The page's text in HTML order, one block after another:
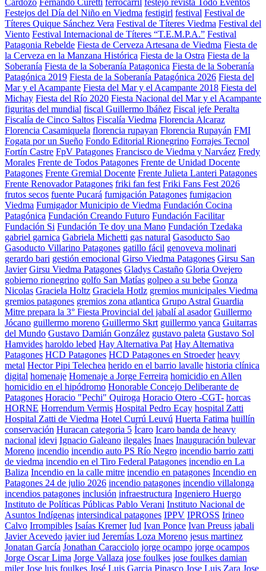
Cardozo Fernando Curetti ferrocarril festejo revista Todo Eventos
Festejos del Día del Niño en Viedma festigirl festival Festival de
Títeres Quique Sánchez Vera Festival de Títeres Viedma Festival del
Viento Festival Internacional de Títeres “T.E.M.P.A.” Festival
Patagonia Rebelde Fiesta de Cerveza Artesana de Viedma Fiesta de
la Cerveza en la Manzana Histórica Fiesta de la Ostra Fiesta de la
Soberanía Fiesta de la Soberanía Patagonica Fiesta de la Soberanía
Patagónica 2019 Fiesta de la Soberanía Patagónica 2026 Fiesta del
Mar y el Acampante Fiesta del Mar y el Acampante 2018 Fiesta del
Michay Fiesta del Río 2020 Fiesta Nacional del Mar y el Acampante
figuritas del mundial fiscal Guillermo Ibáñez Fiscal jefe Peralta
Fiscalía de Cinco Saltos Fiscalía Viedma Florencia Alcaraz
Florencia Casamiquela florencia rupayan Florencia Rupayán FMI
Fogata por un Sueño Fondo Editorial Rionegrino Forrajes Tecnol
Fortín Castre FpV Patagones Francisco de Viedma y Narváez Fredy
Morales Frente de Todos Patagones Frente de Unidad Docente
Patagones Frente Gremial Docente Frente Julieta Lanteri Patagones
Frente Renovador Patagones friki fan fest Friki Fans Fest 2026
frutos secos fuente Pucará fumigación Patagones fumigacion
Viedma Fumigador Municipio de Viedma Fundación Cocina
Patagónica Fundación Creando Futuro Fundación Facilitar
Fundación Si Fundación Te doy una Mano Fundación Tzedaka
gabriel garnica Gabriela Michetti gas natural Gasoducto Sao
Gasoducto Villarino Patagones gatillo fácil genoveva molinari
gerardo bari gestión emocional Girso Viedma Patagones Girsu San
Javier Girsu Viedma Patagones Gladys Castaño Gloria Ovejero
gobierno rionegrino golfo San Matías golpeo a su bebe Gonza
Nicolas Graciela Holtz Graciela Hotlz gremios municipales Viedma
gremios patagones gremios zona atlantica Grupo Astral Guardia
Mitre prepara la 3° Fiesta Provincial del jabalí al asador Guillermo
Jócano guillermo moreno Guillermo Skrt guillermo yanca Guitarras
del Mundo Gustavo Damián González gustavo paleta Gustavo Sol
Hamvides haroldo lebed Hay Alternativa Pat Hay Alternativa
Patagones HCD Patagones HCD Patagones en Stroeder heavy
metal Hector Pipi Telechea herido en el barrio lavalle historia clínica
digital homenaje Homenaje a Jorge Ferreira homicidio en Allen
homicidio en el hipódromo Honorable Concejo Deliberante de
Patagones Horacio "Pechi" Quiroga Horacio Otero -CGT- horcas
HORNE Horrendum Vermis Hospital Pedro Ecay hospital Zatti
Hospital Zatti de Viedma Hotel Currú Leuvú Huerta Fatima huillín
conservación Huracan categoria 5 Ícaro Icaro banda de heavy
nacional idevi Ignacio Galeano ilegales Inaes Inauguración bulevar
Moreno incendio incendio auto PS Río Negro incendio barrio zatti
de viedma incendio en el Tiro Federal Patagones incendio en La
Baliza Incendio en la calle mitre incendio en patagones Incendio en
Patagones 24 de julio 2026 incendio patagones incendio villalonga
incendios patagones inclusión infraestructura Ingeniero Huergo
Instituto de Políticas Públicas Pablo Verani Instituto Nacional de
Asuntos Indígenas intersindical patagones IPPV IPROSS Irineo
Calvo Irrompibles Isaías Kremer Iud Ivan Ponce Ivan Preuss jabali
Javier Acevedo javier iud Jeremías Loza Moreno jesus martinez
Jonatan García Jonathan Caracciolo jorge ocampo jorge ocampos
Jorge Oscar Lima Jorge Vallaza jose foulkes jose foulkes damian
miler Jose luis foulkes José Luis Garcia Pinasco Jose Luis Zara Jose